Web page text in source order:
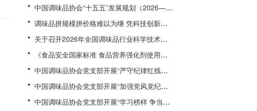
中国调味品协会“十五五”发展规划（2026—2030年）
调味品拼规模拼价格难以为继 凭科技创新破“内卷”，守烟火本味树个性
关于召开2026年全国调味品行业科学技术交流大会的通知
《食品安全国家标准 食品营养强化剂使用标准》等30项食品安全国家标准正在征求意见
中国调味品协会党支部开展“严守纪律红线，弘扬清风正气”主题党日活动
中国调味品协会党支部开展“加强党风党纪教育”主题党课活动
中国调味品协会党支部开展“学习榜样 争当先进”主题党日活动